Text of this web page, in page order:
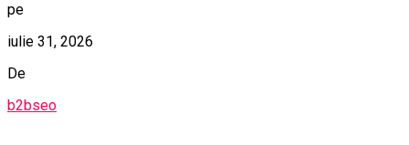
pe
iulie 31, 2026
De
b2bseo